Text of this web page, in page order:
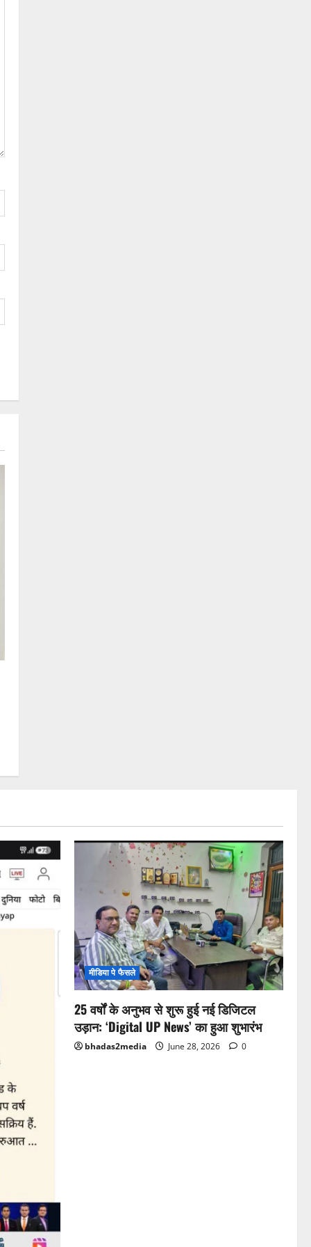
मीडिया पे फैसले
25 वर्षों के अनुभव से शुरू हुई नई डिजिटल
उड़ान: ‘Digital UP News’ का हुआ शुभारंभ
bhadas2media June 28, 2026 0